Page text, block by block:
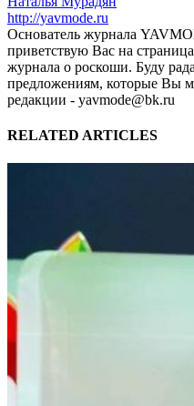
http://yavmode.ru
Основатель журнала
приветствую Вас на
журнала о роскоши. Буду
предложениям, которые Вы
редакции - yavmode@bk.ru
RELATED ARTICLES